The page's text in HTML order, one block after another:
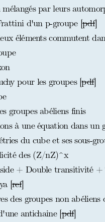
par leurs
d'un p-groupe [pdf]
éléments commutent
pour les groupes [pdf]
groupes abéliens finis
à une équation dans un
du cube et ses sous-
des (Z/nZ)^x
+ Double transitivité +
[ref]
des groupes non abéliens
antichaine [pdf]